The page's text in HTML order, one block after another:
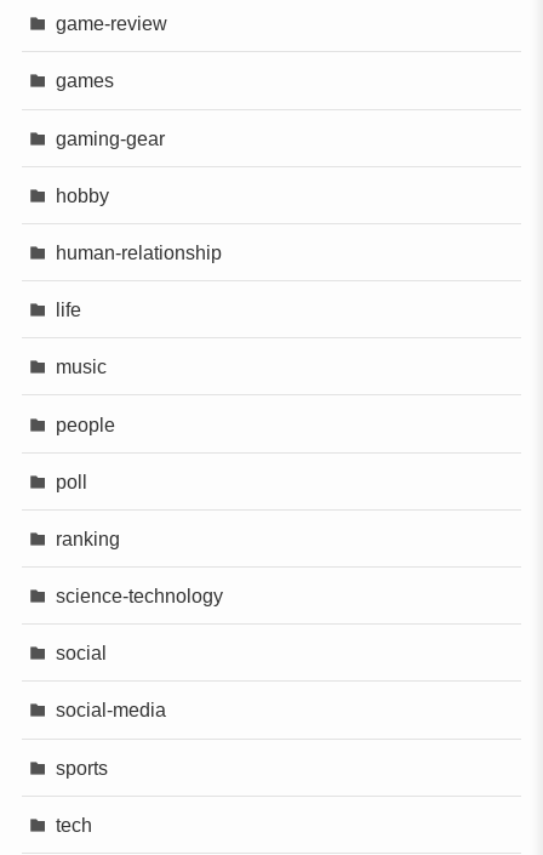
game-review
games
gaming-gear
hobby
human-relationship
life
music
people
poll
ranking
science-technology
social
social-media
sports
tech